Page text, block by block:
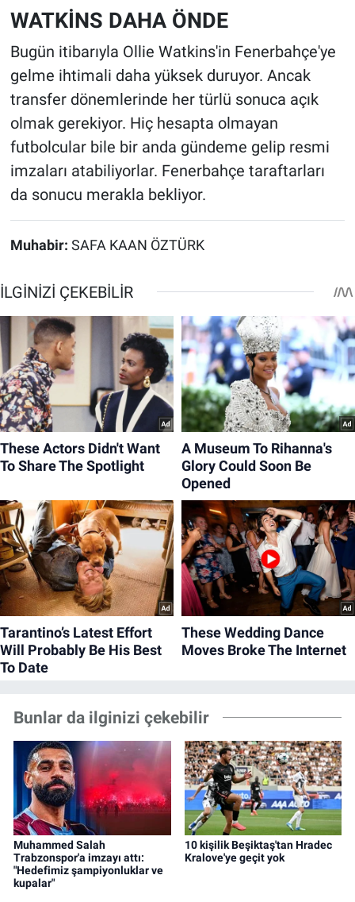
WATKİNS DAHA ÖNDE
Bugün itibarıyla Ollie Watkins'in Fenerbahçe'ye
gelme ihtimali daha yüksek duruyor. Ancak
transfer dönemlerinde her türlü sonuca açık
olmak gerekiyor. Hiç hesapta olmayan
futbolcular bile bir anda gündeme gelip resmi
imzaları atabiliyorlar. Fenerbahçe taraftarları
da sonucu merakla bekliyor.
Muhabir: SAFA KAAN ÖZTÜRK
Bunlar da ilginizi çekebilir
Muhammed Salah
Trabzonspor'a imzayı attı:
"Hedefimiz şampiyonluklar ve
kupalar"
10 kişilik Beşiktaş'tan Hradec
Kralove'ye geçit yok